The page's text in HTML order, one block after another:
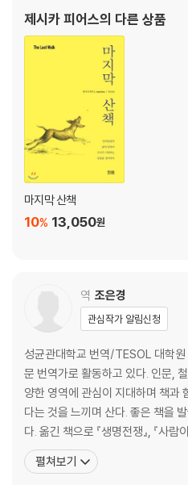
023 자유를 주세요
024 권태 문제
025 나를 원하지 않나요?
026 동물에 대한 잔학성, 학대 그리고
027 보이지 않는 학대
028 퀴즈 : 학대 행위일까, 아닐까?
029 애니멀 호딩이라는 이상한 세계
030 연결 고리
031 도살 면허
032 도살에 저항하는 분노
033 죽음의 용액
034 중성화를 둘러싼 논란
037 요람에서 무덤까지
038 살아 있는 산업
039 애완동물 산업계의 로비스트
040 애완동물을 빌려드립니다
041 가장 큰 피해를 보는 동물 : 이국
4장 애완동물 돌보기
042 애완동물에게 무엇이 필요할까?
043 동물의 삶을 풍성하게 만들려면?
044 어떤 동물이 애완동물이 되기에
제시카 피어스의 다른 상품
마지막 산책
13,050원
10%
역 조은경
관심작가 알림신청
성균관대학교 번역/TESOL 대학
문 번역가로 활동하고 있다. 인문,
양한 영역에 관심이 지대하며 책과
다는 것을 느끼며 산다. 좋은 책을
다. 옮긴 책으로 『생명전쟁』, 『사람
구보다 더 중요한 이유』, 『정의가 곧
도시 지는 국가』, 『경이의 땅』, 『위스키의 지구사』, 『신의 죽음 그리고
펼쳐보기